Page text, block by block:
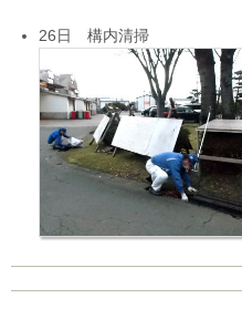
26日 構内清掃